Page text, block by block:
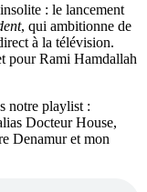
: le lancement
, qui ambitionne de
à la télévision.
pour Rami Hamdallah
notre playlist :
Docteur House,
Denamur et mon